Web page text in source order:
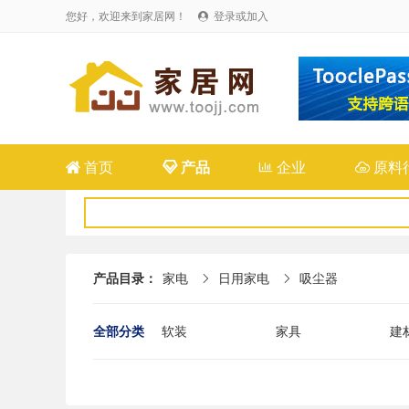
您好，欢迎来到家居网！  登录或加入
 首页 产品  企业 原料
产品目录： 家电  日用家电  吸尘器
全部分类 软装 家具 建